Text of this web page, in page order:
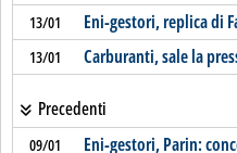
13/01 Eni-gestori, replica di
13/01 Carburanti, sale la
Precedenti
09/01 Eni-gestori, Parin: